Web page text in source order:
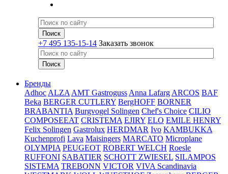
+7 495 135-15-14 Заказать звонок
Бренды
Adhoc ALZA AMT Gastroguss Anna Lafarg ARCOS BAF
Beka BERGER CUTLERY BergHOFF BORNER
BRABANTIA Burgvogel Solingen Chef's Choice CILIO
COMPOSEEAT CRISTEMA EJIRY ELO EMILE HENRY
Felix Solingen Gastrolux HERDMAR Ivo KAMBUKKA
Kuchenprofi Lava Maisingers MARCATO Microplane
OLYMPIA PEUGEOT ROBERT WELCH Roesle
RUFFONI SABATIER SCHOTT ZWIESEL SILAMPOS
SISTEMA TREBONN VICTOR VIVA Scandinavia